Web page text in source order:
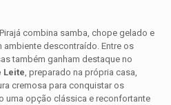
combina samba, chope gelado e
descontraído. Entre os
também ganham destaque no
Leite, preparado na própria casa,
cremosa para conquistar os
uma opção clássica e reconfortante